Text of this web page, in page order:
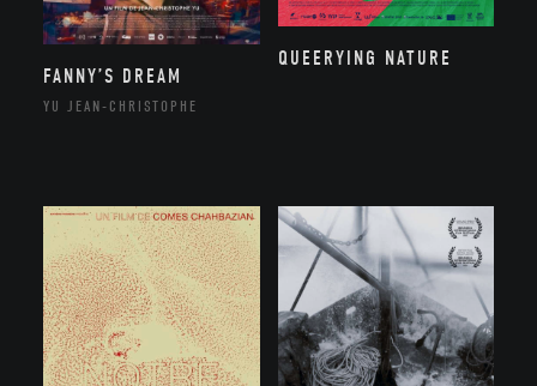
FANNY’S DREAM
YU JEAN-CHRISTOPHE
QUEERYING NATURE